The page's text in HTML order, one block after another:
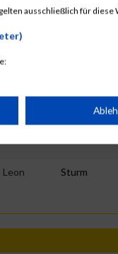
Leon Sturm
Leon
Leon Sturm
ausschließlich für diese
auf einem
Auswahl von
Werbung
personalisierter